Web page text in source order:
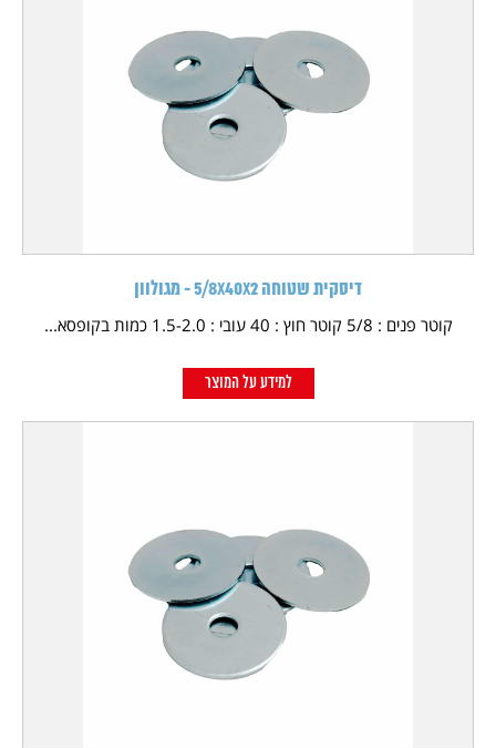
דיסקית שטוחה 5/8X40X2 - מגולוון
קוטר פנים : 5/8 קוטר חוץ : 40 עובי : 1.5-2.0 כמות בקופסא...
למידע על המוצר